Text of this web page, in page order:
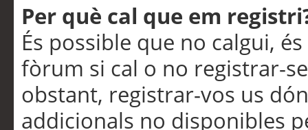
Per què cal que em
És possible que no calgui,
fòrum si cal o no registrar-
obstant, registrar-vos us
addicionals no disponibles